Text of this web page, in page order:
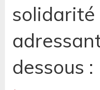
solidarité
dessous :